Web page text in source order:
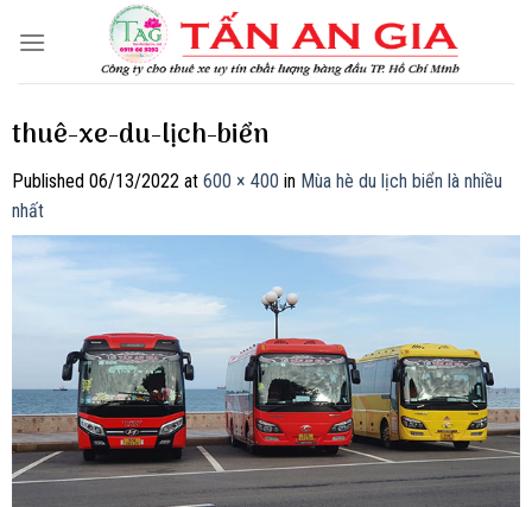
thuê-xe-du-lịch-biển
Published 06/13/2022 at 600 × 400 in Mùa hè du lịch biển là nhiều
nhất